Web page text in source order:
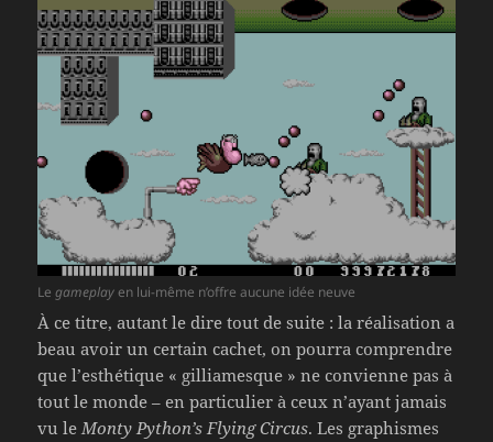
Legameplayen lui-même n’offre aucune idée neuve
À ce titre, autant le dire tout de suite : la réalisation a
beau avoir un certain cachet, on pourra comprendre
que l’esthétique « gilliamesque » ne convienne pas à
tout le monde – en particulier à ceux n’ayant jamais
vu leMonty Python’s Flying Circus. Les graphismes